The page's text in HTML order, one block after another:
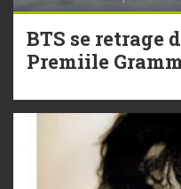
BTS se retrage
Premiile